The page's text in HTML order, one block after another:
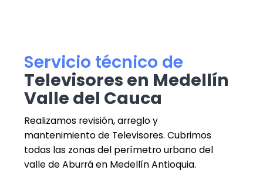
Servicio técnico de
Televisores en Medellín
Valle del Cauca
Realizamos revisión, arreglo y
mantenimiento de Televisores. Cubrimos
todas las zonas del perímetro urbano del
valle de Aburrá en Medellín Antioquia.